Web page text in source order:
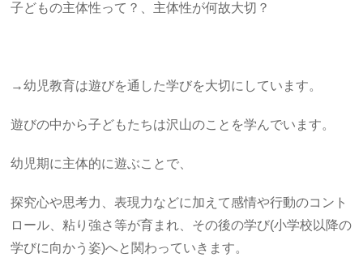
子どもの主体性って？、主体性が何故大切？
→幼児教育は遊びを通した学びを大切にしています。
遊びの中から子どもたちは沢山のことを学んでいます。
幼児期に主体的に遊ぶことで、
探究心や思考力、表現力などに加えて感情や行動のコント
ロール、粘り強さ等が育まれ、その後の学び(小学校以降の
学びに向かう姿)へと関わっていきます。